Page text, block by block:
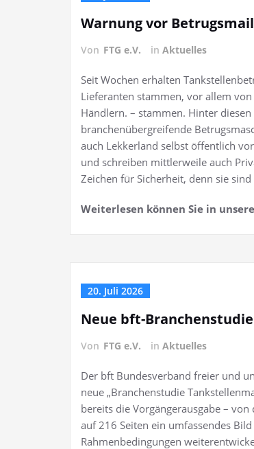
Warnung vor
Von FTG e.V. in Aktuelles
Seit Wochen erhalten
Lieferanten stammen, vor allem
Händlern. – stammen. Hinter
branchenübergreifende
auch Lekkerland selbst öffentlich
und schreiben mittlerweile auch
Zeichen für Sicherheit, denn sie
Weiterlesen können Sie in
20. Juli 2026
Neue bft-
Von FTG e.V. in Aktuelles
Der bft Bundesverband freier und
neue „Branchenstudie
bereits die Vorgängerausgabe –
auf 216 Seiten ein umfassendes
Rahmenbedingungen